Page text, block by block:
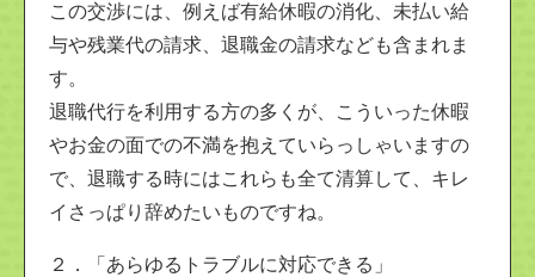
この交渉には、例えば有給休暇の消化、未払い給
与や残業代の請求、退職金の請求なども含まれま
す。
退職代行を利用する方の多くが、こういった休暇
やお金の面での不満を抱えていらっしゃいますの
で、退職する時にはこれらも全て清算して、キレ
イさっぱり辞めたいものですね。
２．「あらゆるトラブルに対応できる」